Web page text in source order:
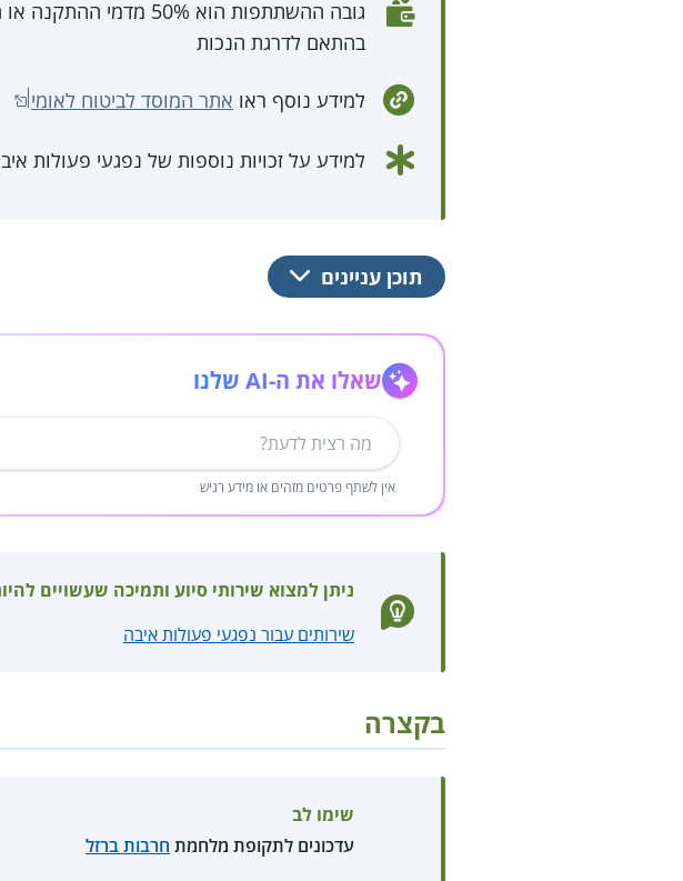
גובה ההשתתפות הוא
בהתאם לדרגת הנכות
למידע נוסף ראו אתר המוסד לביטוח לאומי
למידע על זכויות נוספות של נפגעי פעולות
תוכן עניינים
שאלו את ה-AI שלנו
אין לשתף פרטים מזהים או מידע רגיש
ניתן למצוא שירותי סיוע ותמיכה שעשויים
שירותים עבור נפגעי פעולות איבה
בקצרה
שימו לב
עדכונים לתקופת מלחמת חרבות ברזל